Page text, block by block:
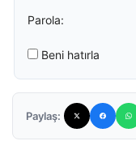
Parola:
Beni hatırla
Paylaş: